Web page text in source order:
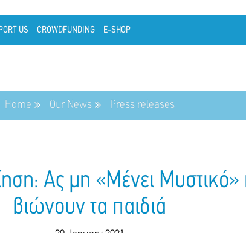
US CROWDFUNDING E-SHOP
Home Our News Press releases
Ας μη «Μένει
βιώνουν τα παιδιά